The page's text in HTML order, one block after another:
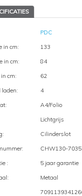
PDC
in cm:
133
in cm:
84
cm:
62
4
A4/Folio
Lichtgrijs
Cilinderslot
CHW130-7035
:
5 jaar garantie
Metaal